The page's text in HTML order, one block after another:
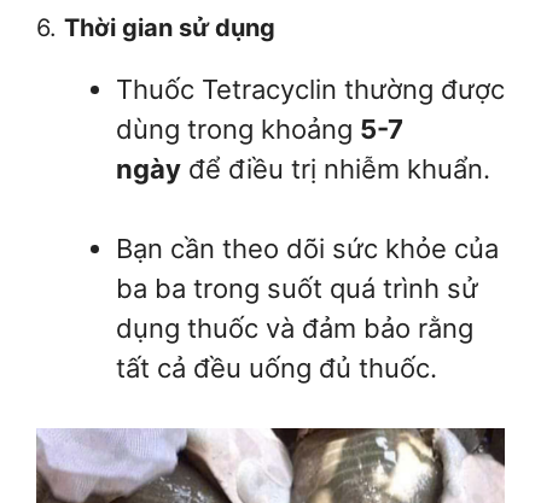
6. Thời gian sử dụng
Thuốc Tetracyclin thường được
dùng trong khoảng 5-7
ngày để điều trị nhiễm khuẩn.
Bạn cần theo dõi sức khỏe của
ba ba trong suốt quá trình sử
dụng thuốc và đảm bảo rằng
tất cả đều uống đủ thuốc.